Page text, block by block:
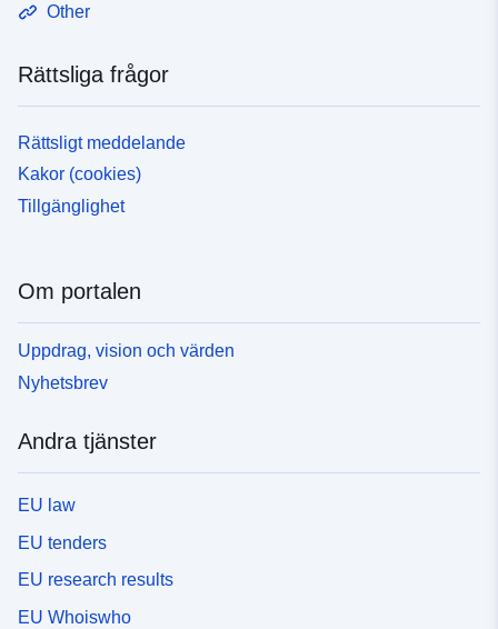
Other
Rättsliga frågor
Rättsligt meddelande
Kakor (cookies)
Tillgänglighet
Om portalen
Uppdrag, vision och värden
Nyhetsbrev
Andra tjänster
EU law
EU tenders
EU research results
EU Whoiswho